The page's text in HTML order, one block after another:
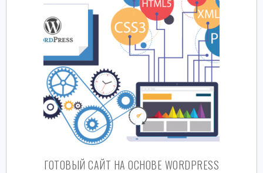
ГОТОВЫЙ САЙТ НА ОСНОВЕ WORDPRESS